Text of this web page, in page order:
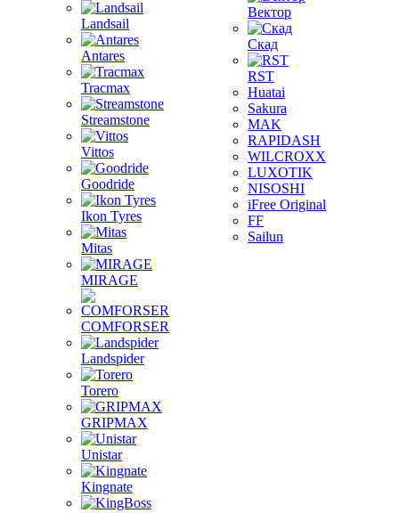
Landsail
Antares
Tracmax
Streamstone
Vittos
Goodride
Ikon Tyres
Mitas
MIRAGE
COMFORSER
Landspider
Torero
GRIPMAX
Unistar
Kingnate
Вектор
Скад
RST
Huatai
Sakura
MAK
RAPIDASH
WILCROXX
LUXOTIK
NISOSHI
iFree Original
FF
Sailun